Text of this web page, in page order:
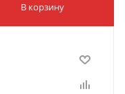
В корзину